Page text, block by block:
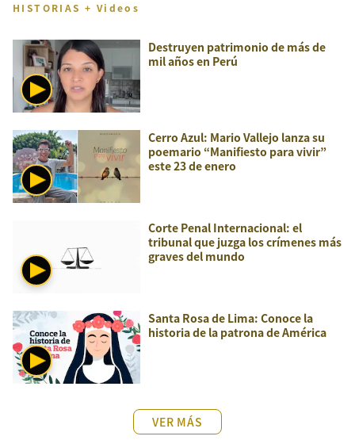
HISTORIAS + Videos
Destruyen patrimonio de más de
mil años en Perú
Cerro Azul: Mario Vallejo lanza su
poemario “Manifiesto para vivir”
este 23 de enero
Corte Penal Internacional: el
tribunal que juzga los crímenes más
graves del mundo
Santa Rosa de Lima: Conoce la
historia de la patrona de América
VER MÁS